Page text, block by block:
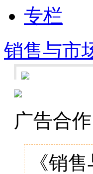
专栏
销售与市
广告合作
《销